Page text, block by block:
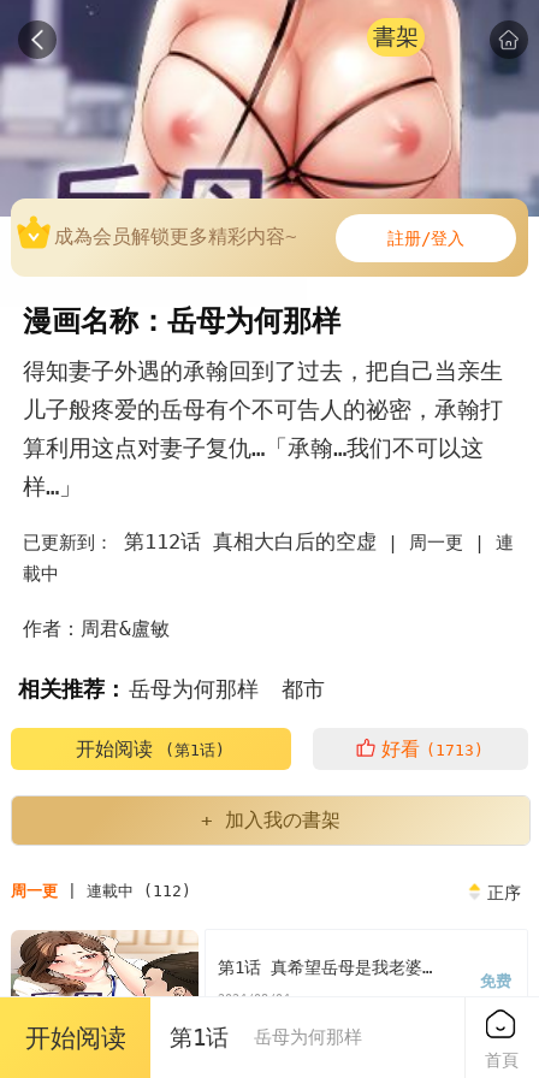
書架
成為会员解锁更多精彩内容~ 註册/登入
漫画名称：岳母为何那样
得知妻子外遇的承翰回到了过去，把自己当亲生
儿子般疼爱的岳母有个不可告人的祕密，承翰打
算利用这点对妻子复仇…「承翰…我们不可以这
样…」
已更新到： 第112话 真相大白后的空虚 | 周一更 | 連
載中
作者：周君&盧敏
相关推荐： 岳母为何那样 都市
岳母为何那样翻译
岳母为何那样是哪部韩剧里的台词
岳母为何那样男主
韩漫岳母为何那样 岳母为何那样漫画
岳母为何那样漫画免费
开始阅读 (第1话) 好看 (1713)
+ 加入我の書架
周一更| 連載中 (112) 正序
第1话 真希望岳母是我老婆…
2024/08/04
免费
开始阅读 第1话 岳母为何那样
首頁